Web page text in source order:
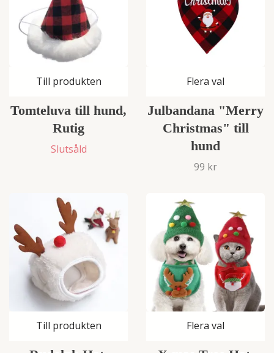
Till produkten
Tomteluva till hund,
Rutig
Slutsåld
Flera val
Julbandana "Merry
Christmas" till
hund
99 kr
Till produkten Flera val